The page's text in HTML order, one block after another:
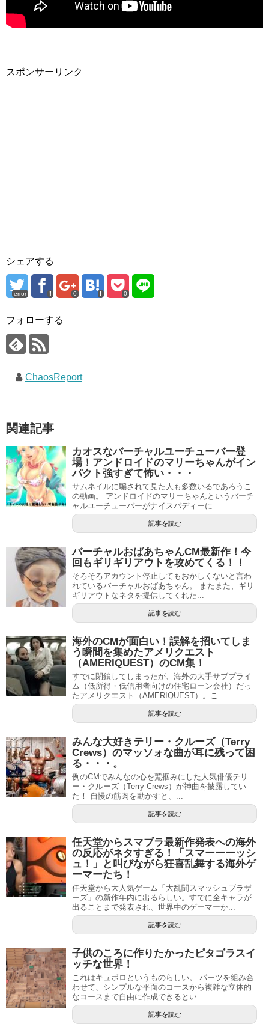
スポンサーリンク
シェアする
error 0 0
フォローする
ChaosReport
関連記事
カオスなバーチャルユーチューバー登
場！アンドロイドのマリーちゃんがイン
パクト強すぎて怖い・・・
サムネイルに騙されて見た人も多数いるであろうこ
の動画。 アンドロイドのマリーちゃんというバーチ
ャルユーチューバーがナイスバディーに...
記事を読む
バーチャルおばあちゃんCM最新作！今
回もギリギリアウトを攻めてくる！！
そろそろアカウント停止してもおかしくないと言わ
れているバーチャルおばあちゃん。 またまた、ギリ
ギリアウトなネタを提供してくれた...
記事を読む
海外のCMが面白い！誤解を招いてしま
う瞬間を集めたアメリクエスト
（AMERIQUEST）のCM集！
すでに閉鎖してしまったが、海外の大手サブプライ
ム（低所得・低信用者向けの住宅ローン会社）だっ
たアメリクエスト（AMERIQUEST）。こ...
記事を読む
みんな大好きテリー・クルーズ（Terry
Crews）のマッソォな曲が耳に残って困
る・・・。
例のCMでみんなの心を鷲掴みにした人気俳優テリ
ー・クルーズ（Terry Crews）が神曲を披露してい
た！ 自慢の筋肉を動かすと、...
記事を読む
任天堂からスマブラ最新作発表への海外
の反応がネタすぎる！「スマーーーッシ
ュ！」と叫びながら狂喜乱舞する海外ゲ
ーマーたち！
任天堂から大人気ゲーム「大乱闘スマッシュブラザ
ーズ」の新作年内に出るらしい。すでに全キャラが
出ることまで発表され、世界中のゲーマーか...
記事を読む
子供のころに作りたかったピタゴラスイ
ッチな世界！
これはキュボロというものらしい。 パーツを組み合
わせて、シンプルな平面のコースから複雑な立体的
なコースまで自由に作成できるとい...
記事を読む